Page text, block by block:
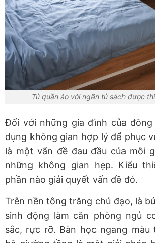
Tủ quần áo với ngăn tủ sách được
Đối với những gia đình của
dụng không gian hợp lý để phục
là một vấn đề đau đầu của mỗi
những không gian hẹp. Kiểu
phần nào giải quyết vấn đề đó.
Trên nền tông trắng chủ đạo, là
sinh động làm căn phòng ngủ
sắc, rực rỡ. Bàn học ngang màu